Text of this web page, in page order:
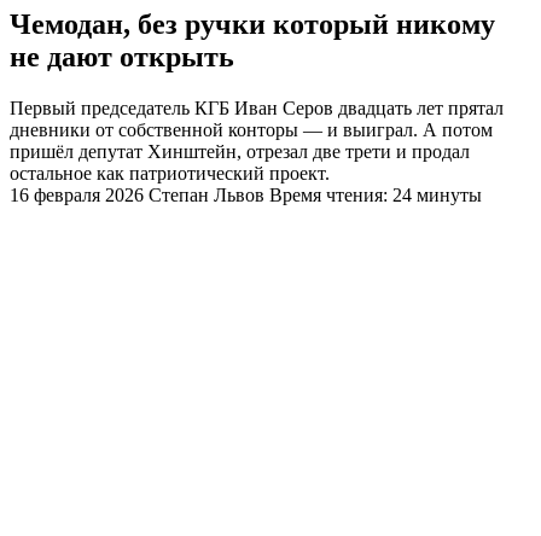
Чемодан, без ручки который никому
не дают открыть
Первый председатель КГБ Иван Серов двадцать лет прятал
дневники от собственной конторы — и выиграл. А потом
пришёл депутат Хинштейн, отрезал две трети и продал
остальное как патриотический проект.
16 февраля 2026 Степан Львов Время чтения: 24 минуты